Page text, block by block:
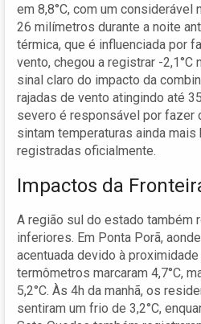
em 8,8°C, com um considerável
26 milímetros durante a noite
térmica, que é influenciada por
vento, chegou a registrar -2,1°C
sinal claro do impacto da
rajadas de vento atingindo até
severo é responsável por fazer
sintam temperaturas ainda mais
registradas oficialmente.
Impactos da
A região sul do estado também
inferiores. Em Ponta Porã,
acentuada devido à
termômetros marcaram 4,7°C,
5,2°C. Às 4h da manhã, os
sentiram um frio de 3,2°C,